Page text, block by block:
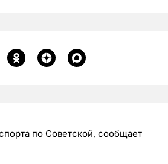
по Советской, сообщает